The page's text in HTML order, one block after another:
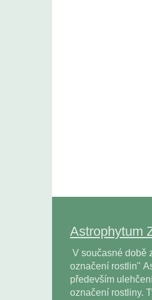
Astrophytum
V současné době
označení rostlin"
především
označení rostliny.